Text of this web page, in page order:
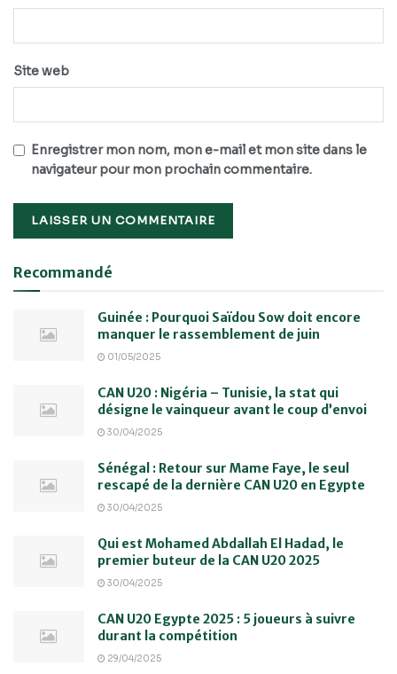
Site web
Enregistrer mon nom, mon e-mail et mon site dans le
navigateur pour mon prochain commentaire.
Recommandé
Guinée : Pourquoi Saïdou Sow doit encore
manquer le rassemblement de juin
01/05/2025
CAN U20 : Nigéria – Tunisie, la stat qui
désigne le vainqueur avant le coup d’envoi
30/04/2025
Sénégal : Retour sur Mame Faye, le seul
rescapé de la dernière CAN U20 en Egypte
30/04/2025
Qui est Mohamed Abdallah El Hadad, le
premier buteur de la CAN U20 2025
30/04/2025
CAN U20 Egypte 2025 : 5 joueurs à suivre
durant la compétition
29/04/2025